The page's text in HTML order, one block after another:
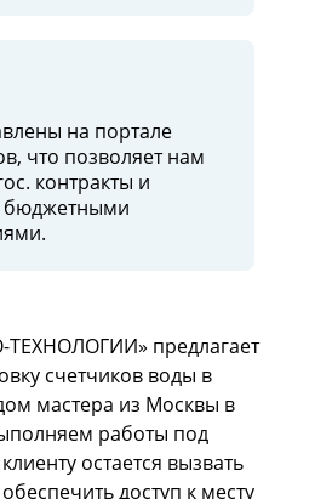
на портале
что позволяет нам
контракты и
бюджетными
предлагает
счетчиков воды в
мастера из Москвы в
работы под
остается вызвать
доступ к месту